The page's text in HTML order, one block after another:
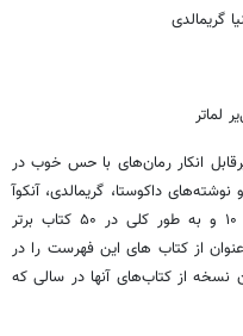
انکار رمان‌های با حس خوب در
داکوستا، گریمالدی، آنکوآ
و حتی لیج جایگاه‌های بسیار خوبی در بین ۱۰ و به طور کلی در ۵۰ کتاب برتر
۲۰۲۳ به دست آورده‌اند. این ۴ نویسنده ۱۲ عنوان از کتاب های این فهرست را در
و در مجموع بیش از ۲.۸ میلیون نسخه از کتاب‌های آنها در سالی که